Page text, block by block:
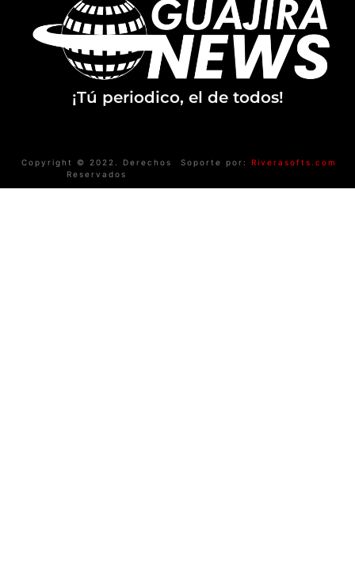
¡Tú periodico, el de todos!
Copyright © 2022. Derechos
Reservados
Soporte por: Riverasofts.com